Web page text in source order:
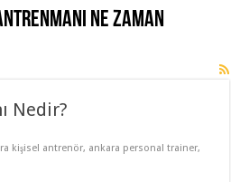
ne zaman
Nedir?
kişisel antrenör, ankara personal trainer,